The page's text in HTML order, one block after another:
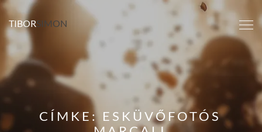
TIBORSIMON
CÍMKE: ESKÜVŐFOTÓS